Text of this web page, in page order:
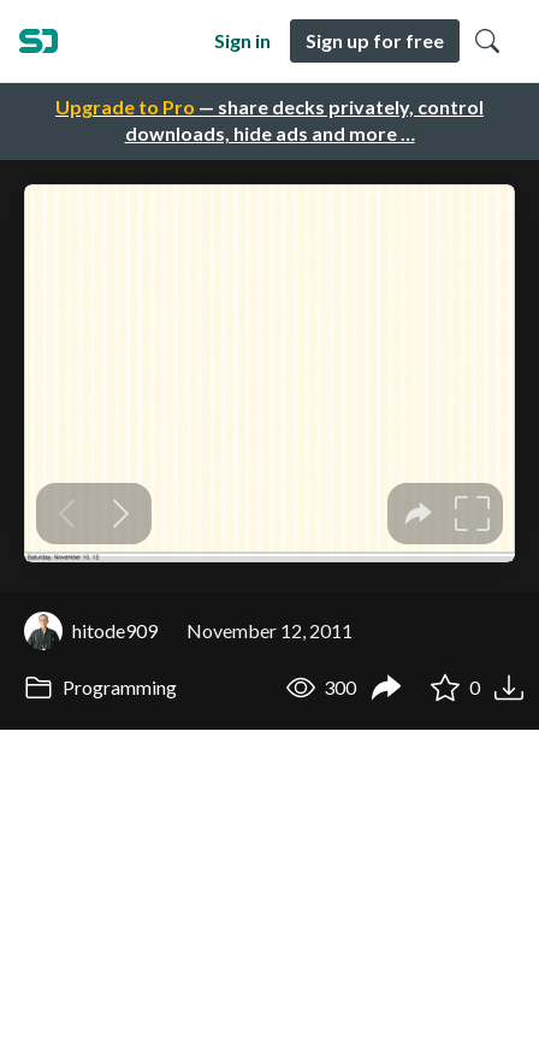
Upgrade to Pro — share decks privately, control
downloads, hide ads and more …
Sign in Sign up for free
hitode909 November 12, 2011
Programming 300 0